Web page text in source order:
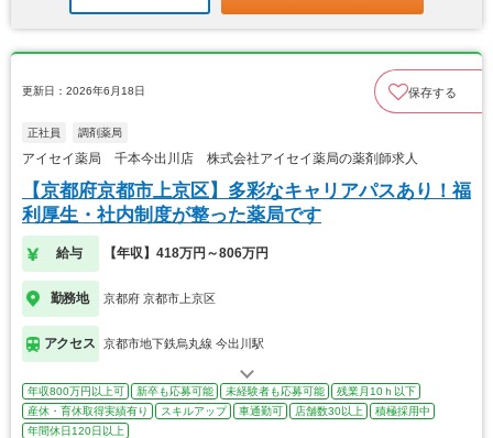
更新日：2026年6月18日 保存する
正社員 調剤薬局
アイセイ薬局 千本今出川店 株式会社アイセイ薬局の薬剤師求人
【京都府京都市上京区】多彩なキャリアパスあり！福
利厚生・社内制度が整った薬局です
給与 【年収】418万円～806万円
勤務地 京都府 京都市上京区
アクセス 京都市地下鉄烏丸線 今出川駅
年収800万円以上可 新卒も応募可能 未経験者も応募可能
残業月10ｈ以下
産休・育休取得実績有り
スキルアップ 車通勤可 店舗数30以上
積極採用中
年間休日120日以上